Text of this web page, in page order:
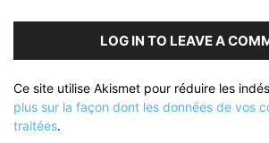
LOG IN TO LEAVE A
Ce site utilise Akismet pour réduire les
plus sur la façon dont les données de vos
traitées.